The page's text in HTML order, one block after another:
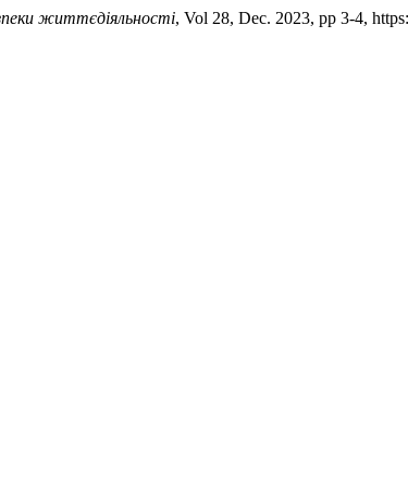
життєдіяльності, Vol 28, Dec. 2023, pp 3-4,